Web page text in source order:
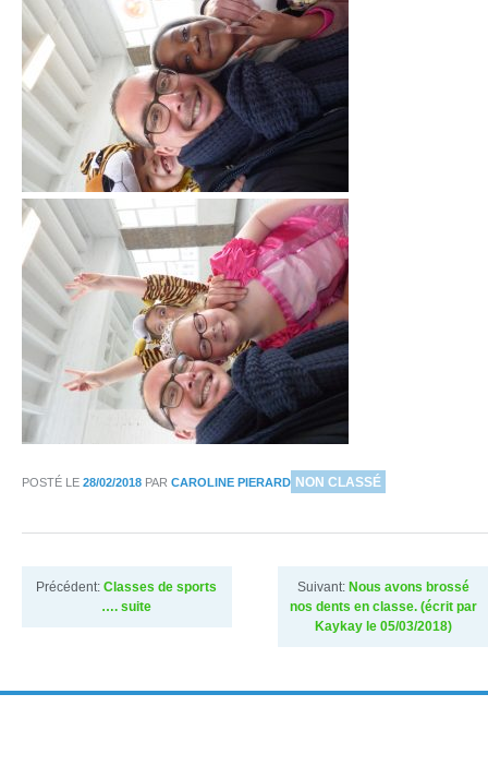
POSTÉ LE 28/02/2018 PAR CAROLINE PIERARDDANS
NON CLASSÉ
Précédent:Classes de sports
…. suite
Suivant: Nous avons brossé
nos dents en classe. (écrit par
Kaykay le 05/03/2018)